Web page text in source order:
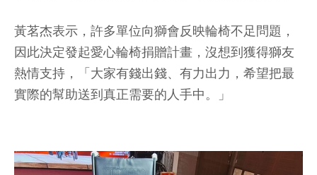
黃茗杰表示，許多單位向獅會反映輪椅不足問題，
因此決定發起愛心輪椅捐贈計畫，沒想到獲得獅友
熱情支持，「大家有錢出錢、有力出力，希望把最
實際的幫助送到真正需要的人手中。」